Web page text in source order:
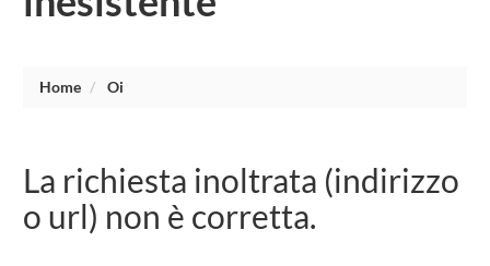
Home Oi
La richiesta inoltrata (indirizzo
o url) non è corretta.